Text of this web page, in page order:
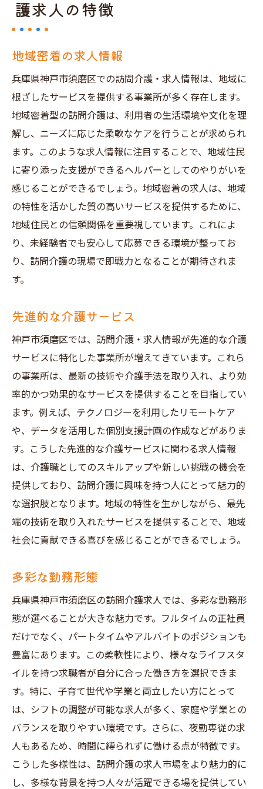
護求人の特徴
地域密着の求人情報
兵庫県神戸市須磨区での訪問介護・求人情報は、地域に
根ざしたサービスを提供する事業所が多く存在します。
地域密着型の訪問介護は、利用者の生活環境や文化を理
解し、ニーズに応じた柔軟なケアを行うことが求められ
ます。このような求人情報に注目することで、地域住民
に寄り添った支援ができるヘルパーとしてのやりがいを
感じることができるでしょう。地域密着の求人は、地域
の特性を活かした質の高いサービスを提供するために、
地域住民との信頼関係を重要視しています。これによ
り、未経験者でも安心して応募できる環境が整ってお
り、訪問介護の現場で即戦力となることが期待されま
す。
先進的な介護サービス
神戸市須磨区では、訪問介護・求人情報が先進的な介護
サービスに特化した事業所が増えてきています。これら
の事業所は、最新の技術や介護手法を取り入れ、より効
率的かつ効果的なサービスを提供することを目指してい
ます。例えば、テクノロジーを利用したリモートケア
や、データを活用した個別支援計画の作成などがありま
す。こうした先進的な介護サービスに関わる求人情報
は、介護職としてのスキルアップや新しい挑戦の機会を
提供しており、訪問介護に興味を持つ人にとって魅力的
な選択肢となります。地域の特性を生かしながら、最先
端の技術を取り入れたサービスを提供することで、地域
社会に貢献できる喜びを感じることができるでしょう。
多彩な勤務形態
兵庫県神戸市須磨区の訪問介護求人では、多彩な勤務形
態が選べることが大きな魅力です。フルタイムの正社員
だけでなく、パートタイムやアルバイトのポジションも
豊富にあります。この柔軟性により、様々なライフスタ
イルを持つ求職者が自分に合った働き方を選択できま
す。特に、子育て世代や学業と両立したい方にとって
は、シフトの調整が可能な求人が多く、家庭や学業との
バランスを取りやすい環境です。さらに、夜勤専従の求
人もあるため、時間に縛られずに働ける点が特徴です。
こうした多様性は、訪問介護の求人市場をより魅力的に
し、多様な背景を持つ人々が活躍できる場を提供してい